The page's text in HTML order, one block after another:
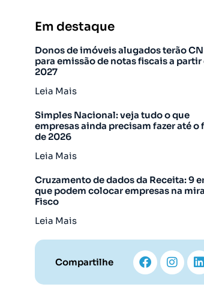
Em destaque
Donos de imóveis alugados terão
para emissão de notas fiscais a partir
2027
Leia Mais
Simples Nacional: veja tudo o que
empresas ainda precisam fazer até o
de 2026
Leia Mais
Cruzamento de dados da Receita: 9
que podem colocar empresas na
Fisco
Leia Mais
Compartilhe